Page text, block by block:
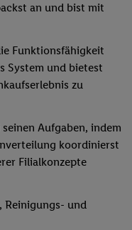
an und bist mit
Funktionsfähigkeit
System und bietest
zu
Aufgaben, indem
koordinierst
Filialkonzepte
Reinigungs- und